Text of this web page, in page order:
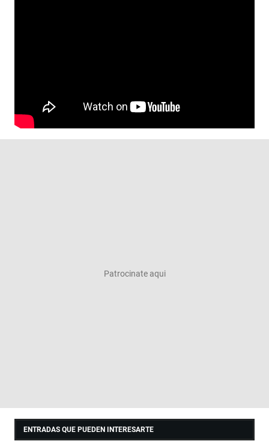
ENTRADAS QUE PUEDEN INTERESARTE